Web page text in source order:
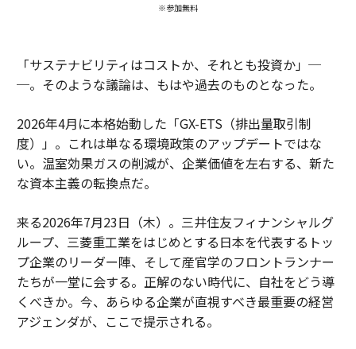
※参加無料
「サステナビリティはコストか、それとも投資か」─
─。そのような議論は、もはや過去のものとなった。
2026年4月に本格始動した「GX-ETS（排出量取引制
度）」。これは単なる環境政策のアップデートではな
い。温室効果ガスの削減が、企業価値を左右する、新た
な資本主義の転換点だ。
来る2026年7月23日（木）。三井住友フィナンシャルグ
ループ、三菱重工業をはじめとする日本を代表するトッ
プ企業のリーダー陣、そして産官学のフロントランナー
たちが一堂に会する。正解のない時代に、自社をどう導
くべきか。今、あらゆる企業が直視すべき最重要の経営
アジェンダが、ここで提示される。